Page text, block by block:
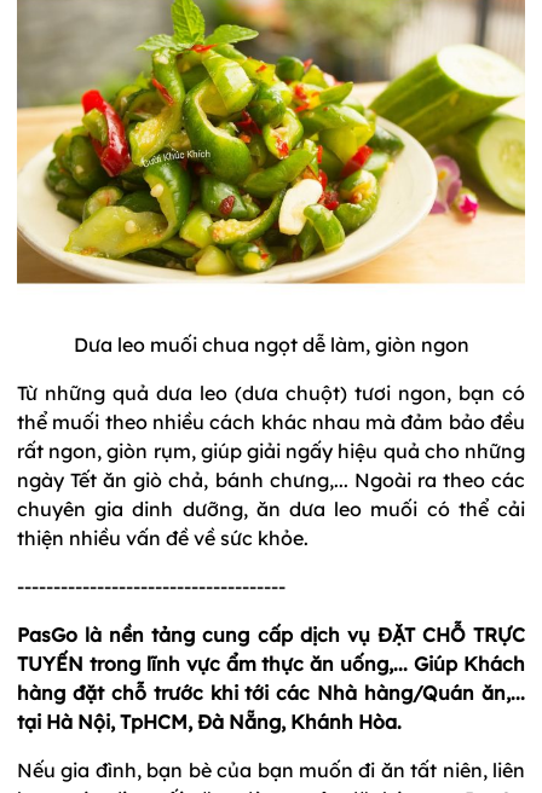
Dưa leo muối chua ngọt dễ làm, giòn ngon
Từ những quả dưa leo (dưa chuột) tươi ngon, bạn có
thể muối theo nhiều cách khác nhau mà đảm bảo đều
rất ngon, giòn rụm, giúp giải ngấy hiệu quả cho những
ngày Tết ăn giò chả, bánh chưng,... Ngoài ra theo các
chuyên gia dinh dưỡng, ăn dưa leo muối có thể cải
thiện nhiều vấn đề về sức khỏe.
-------------------------------------
PasGo là nền tảng cung cấp dịch vụ ĐẶT CHỖ TRỰC
TUYẾN trong lĩnh vực ẩm thực ăn uống,... Giúp Khách
hàng đặt chỗ trước khi tới các Nhà hàng/Quán ăn,...
tại Hà Nội, TpHCM, Đà Nẵng, Khánh Hòa.
Nếu gia đình, bạn bè của bạn muốn đi ăn tất niên, liên